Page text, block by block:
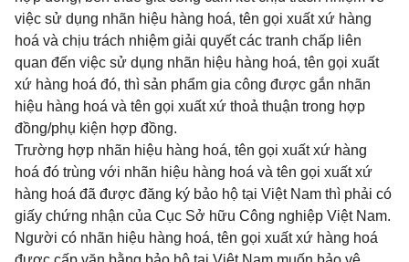
việc sử dụng nhãn hiệu hàng hoá, tên gọi xuất xứ hàng
hoá và chịu trách nhiệm giải quyết các tranh chấp liên
quan đến việc sử dụng nhãn hiệu hàng hoá, tên gọi xuất
xứ hàng hoá đó, thì sản phẩm gia công được gắn nhãn
hiệu hàng hoá và tên gọi xuất xứ thoả thuận trong hợp
đồng/phụ kiện hợp đồng.
Trường hợp nhãn hiệu hàng hoá, tên gọi xuất xứ hàng
hoá đó trùng với nhãn hiệu hàng hoá và tên gọi xuất xứ
hàng hoá đã được đăng ký bảo hộ tại Việt Nam thì phải có
giấy chứng nhận của Cục Sở hữu Công nghiệp Việt Nam.
Người có nhãn hiệu hàng hoá, tên gọi xuất xứ hàng hoá